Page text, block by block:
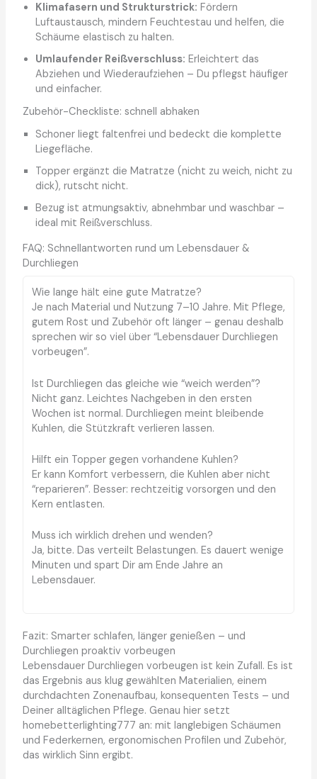
Klimafasern und Strukturstrick: Fördern
Luftaustausch, mindern Feuchtestau und helfen, die
Schäume elastisch zu halten.
Umlaufender Reißverschluss: Erleichtert das
Abziehen und Wiederaufziehen – Du pflegst häufiger
und einfacher.
Zubehör-Checkliste: schnell abhaken
Schoner liegt faltenfrei und bedeckt die komplette
Liegefläche.
Topper ergänzt die Matratze (nicht zu weich, nicht zu
dick), rutscht nicht.
Bezug ist atmungsaktiv, abnehmbar und waschbar –
ideal mit Reißverschluss.
FAQ: Schnellantworten rund um Lebensdauer &
Durchliegen
Wie lange hält eine gute Matratze?
Je nach Material und Nutzung 7–10 Jahre. Mit Pflege,
gutem Rost und Zubehör oft länger – genau deshalb
sprechen wir so viel über “Lebensdauer Durchliegen
vorbeugen”.
Ist Durchliegen das gleiche wie “weich werden”?
Nicht ganz. Leichtes Nachgeben in den ersten
Wochen ist normal. Durchliegen meint bleibende
Kuhlen, die Stützkraft verlieren lassen.
Hilft ein Topper gegen vorhandene Kuhlen?
Er kann Komfort verbessern, die Kuhlen aber nicht
“reparieren”. Besser: rechtzeitig vorsorgen und den
Kern entlasten.
Muss ich wirklich drehen und wenden?
Ja, bitte. Das verteilt Belastungen. Es dauert wenige
Minuten und spart Dir am Ende Jahre an
Lebensdauer.
Fazit: Smarter schlafen, länger genießen – und
Durchliegen proaktiv vorbeugen
Lebensdauer Durchliegen vorbeugen ist kein Zufall. Es ist
das Ergebnis aus klug gewählten Materialien, einem
durchdachten Zonenaufbau, konsequenten Tests – und
Deiner alltäglichen Pflege. Genau hier setzt
homebetterlighting777 an: mit langlebigen Schäumen
und Federkernen, ergonomischen Profilen und Zubehör,
das wirklich Sinn ergibt.